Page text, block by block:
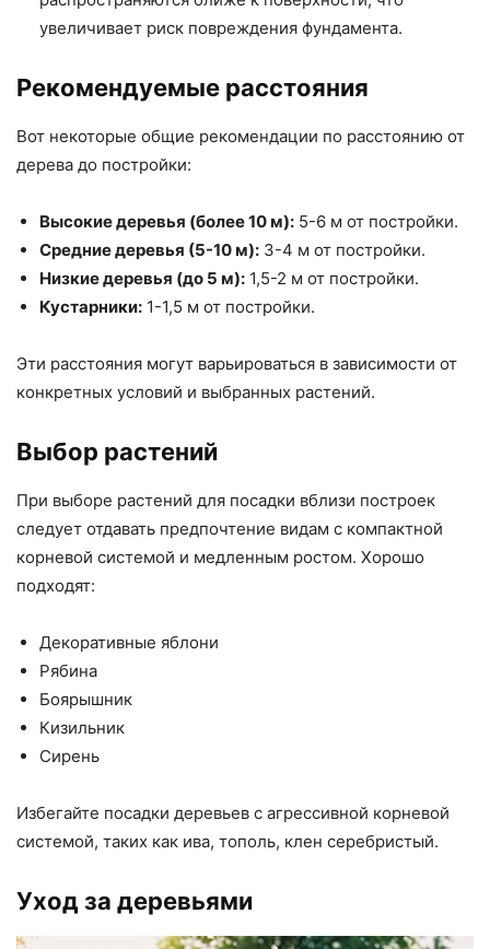
увеличивает риск повреждения фундамента.
Рекомендуемые расстояния
Вот некоторые общие рекомендации по расстоянию от
дерева до постройки:
Высокие деревья (более 10 м): 5-6 м от постройки.
Средние деревья (5-10 м): 3-4 м от постройки.
Низкие деревья (до 5 м): 1,5-2 м от постройки.
Кустарники: 1-1,5 м от постройки.
Эти расстояния могут варьироваться в зависимости от
конкретных условий и выбранных растений.
Выбор растений
При выборе растений для посадки вблизи построек
следует отдавать предпочтение видам с компактной
корневой системой и медленным ростом. Хорошо
подходят:
Декоративные яблони
Рябина
Боярышник
Кизильник
Сирень
Избегайте посадки деревьев с агрессивной корневой
системой, таких как ива, тополь, клен серебристый.
Уход за деревьями